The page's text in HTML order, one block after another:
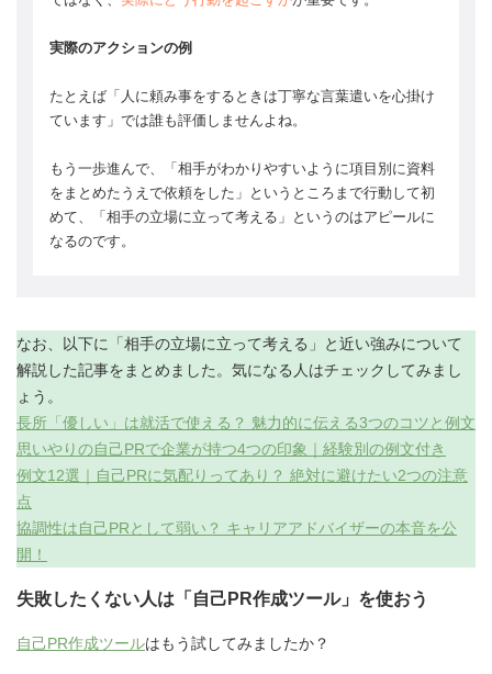
実際のアクションの例
たとえば「人に頼み事をするときは丁寧な言葉遣いを心掛け
ています」では誰も評価しませんよね。
もう一歩進んで、「相手がわかりやすいように項目別に資料
をまとめたうえで依頼をした」というところまで行動して初
めて、「相手の立場に立って考える」というのはアピールに
なるのです。
なお、以下に「相手の立場に立って考える」と近い強みについて
解説した記事をまとめました。気になる人はチェックしてみまし
ょう。
長所「優しい」は就活で使える？ 魅力的に伝える3つのコツと例文
思いやりの自己PRで企業が持つ4つの印象｜経験別の例文付き
例文12選｜自己PRに気配りってあり？ 絶対に避けたい2つの注意
点
協調性は自己PRとして弱い？ キャリアアドバイザーの本音を公
開！
失敗したくない人は「自己PR作成ツール」を使おう
自己PR作成ツールはもう試してみましたか？